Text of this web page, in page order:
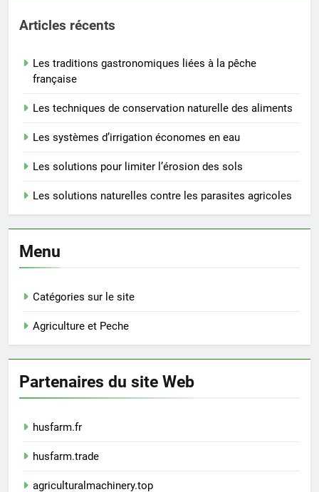
Articles récents
Les traditions gastronomiques liées à la pêche
française
Les techniques de conservation naturelle des aliments
Les systèmes d’irrigation économes en eau
Les solutions pour limiter l’érosion des sols
Les solutions naturelles contre les parasites agricoles
Menu
Catégories sur le site
Agriculture et Peche
Partenaires du site Web
husfarm.fr
husfarm.trade
agriculturalmachinery.top